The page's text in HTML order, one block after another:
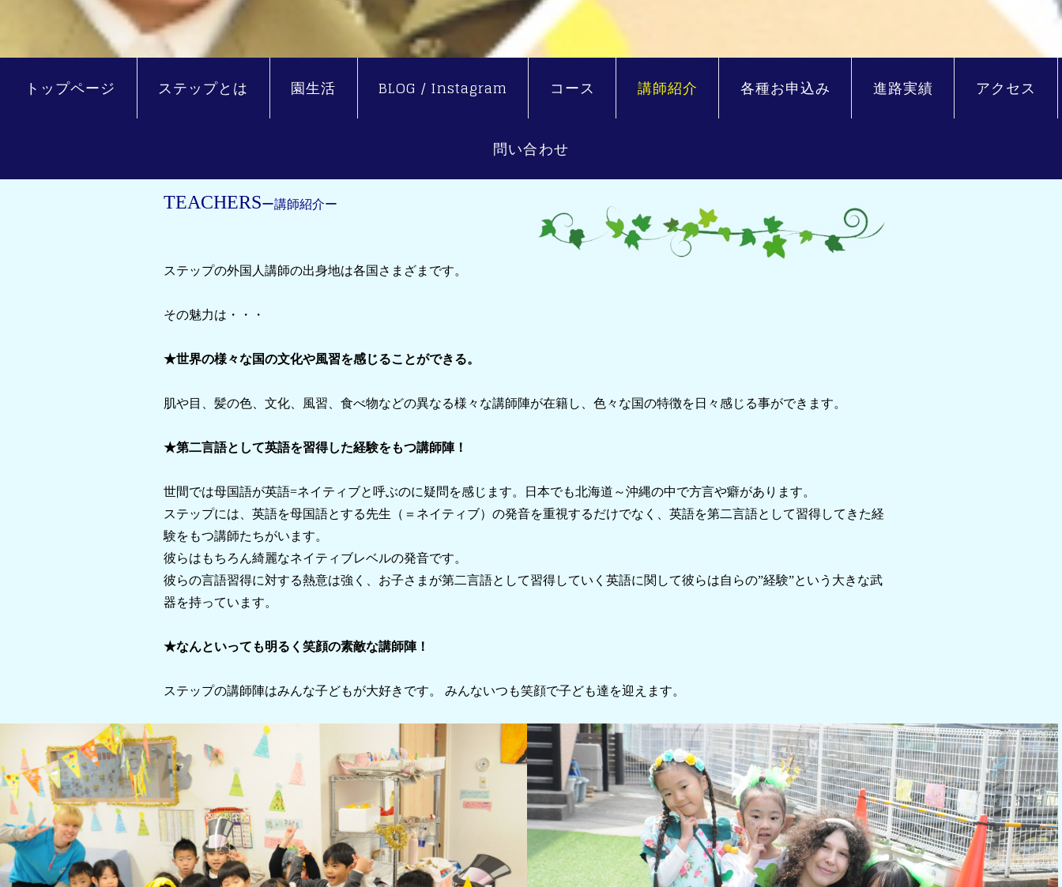
トップページ ステップとは 園生活 BLOG / Instagram コース 講師紹介 各種お申込み 進路実績 アクセス
問い合わせ
TEACHERSー講師紹介ー
ステップの外国人講師の出身地は各国さまざまです。
その魅力は・・・
★世界の様々な国の文化や風習を感じることができる。
肌や目、髪の色、文化、風習、食べ物などの異なる様々な講師陣が在籍し、 色々な国の特徴を日々感じる事ができます。
★第二言語として英語を習得した経験をもつ講師陣！
世間では母国語が英語=ネイティブと呼ぶのに疑問を感じます。日本でも北海道～沖縄の中で方言や癖があります。
ステップには、英語を母国語とする先生（＝ネイティブ）の発音を重視するだけでなく、 英語を第二言語として習得してきた経
験をもつ講師たちがいます。
彼らはもちろん綺麗なネイティブレベルの発音です。
彼らの言語習得に対する熱意は強く、お子さまが第二言語として習得していく英語に関して彼らは自らの”経験”という大きな武
器を持っています。
★なんといっても明るく笑顔の素敵な講師陣！
ステップの講師陣はみんな子どもが大好きです。 みんないつも笑顔で子ども達を迎えます。